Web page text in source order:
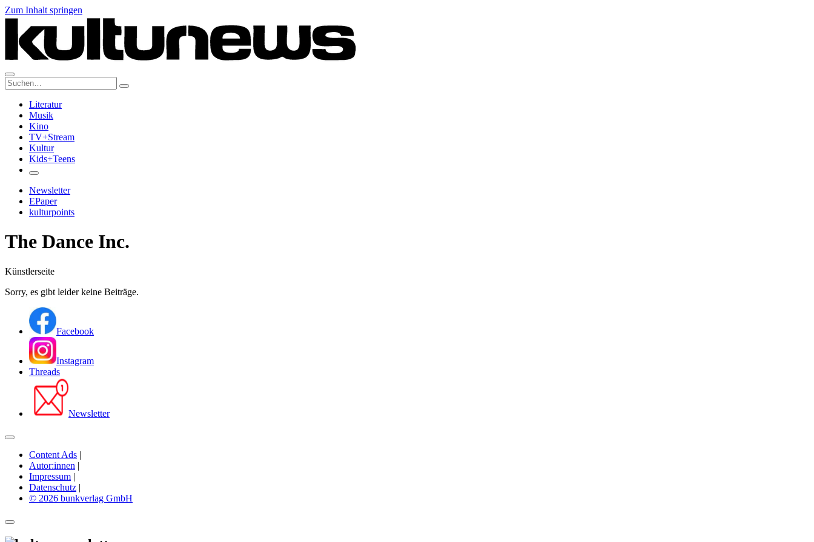
Zum Inhalt springen
Suche:
Literatur
Musik
Kino
TV+Stream
Kultur
Kids+Teens
Newsletter
EPaper
kulturpoints
The Dance Inc.
Künstlerseite
Sorry, es gibt leider keine Beiträge.
Facebook
Instagram
Threads
Newsletter
Content Ads |
Autor:innen |
Impressum |
Datenschutz |
© 2026 bunkverlag GmbH